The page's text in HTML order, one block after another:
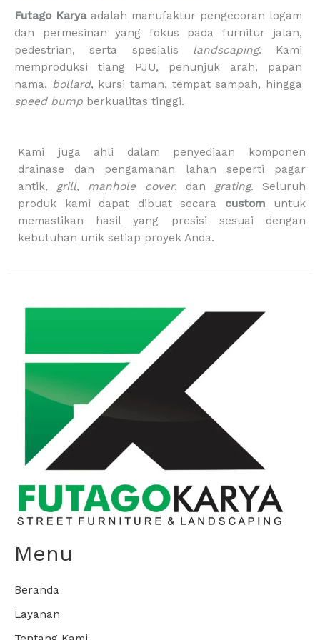
e
b
o
o
k
t
a
g
r
a
m
t
o
k
t
u
b
e
p
p
i
n
g
-
Futago Karyaadalah manufaktur pengecoran logam
dan permesinan yang fokus pada furnitur jalan,
pedestrian, serta spesialis landscaping. Kami
memproduksi tiang PJU, penunjuk arah, papan
nama, bollard, kursi taman, tempat sampah, hingga
speed bump berkualitas tinggi.
Kami juga ahli dalam penyediaan komponen
drainase dan pengamanan lahan seperti pagar
antik, grill, manhole cover, dan grating. Seluruh
produk kami dapat dibuat secara custom untuk
memastikan hasil yang presisi sesuai dengan
kebutuhan unik setiap proyek Anda.
Menu
Beranda
Layanan